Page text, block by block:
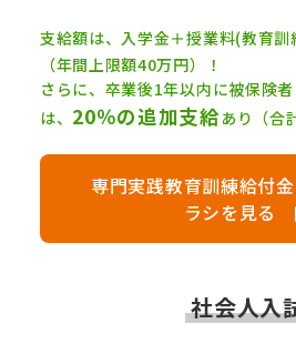
支給額は、入学金＋授業料(教育
（年間上限額40万円）！
さらに、卒業後1年以内に被保険
は、 20％の追加支給 あり（合
専門実践教育訓練給付
ラシを見る
社会人入